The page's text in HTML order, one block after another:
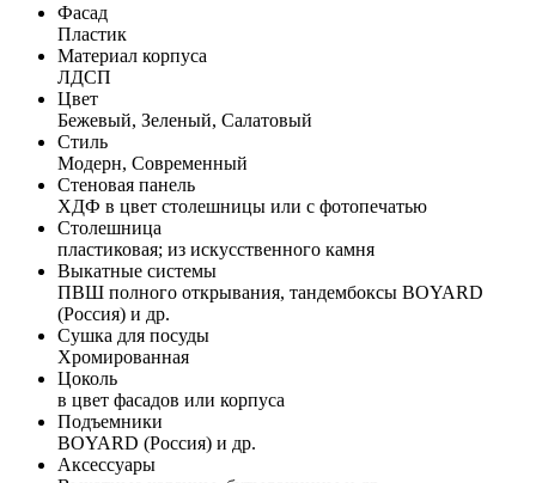
Фасад
Пластик
Материал корпуса
ЛДСП
Цвет
Бежевый, Зеленый, Салатовый
Стиль
Модерн, Современный
Стеновая панель
ХДФ в цвет столешницы или с фотопечатью
Столешница
пластиковая; из искусственного камня
Выкатные системы
ПВШ полного открывания, тандембоксы BOYARD
(Россия) и др.
Сушка для посуды
Хромированная
Цоколь
в цвет фасадов или корпуса
Подъемники
BOYARD (Россия) и др.
Аксессуары